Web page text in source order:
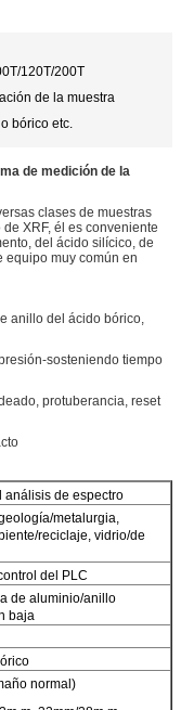
120T/200T
de la muestra
bórico etc.
de medición de la
clases de muestras
XRF, él es conveniente
del ácido silícico, de
equipo muy común en
anillo del ácido bórico,
sosteniendo tiempo
protuberancia, reset
análisis de espectro
metalurgia,
reciclaje, vidrio/de
del PLC
de aluminio/anillo
baja
normal)